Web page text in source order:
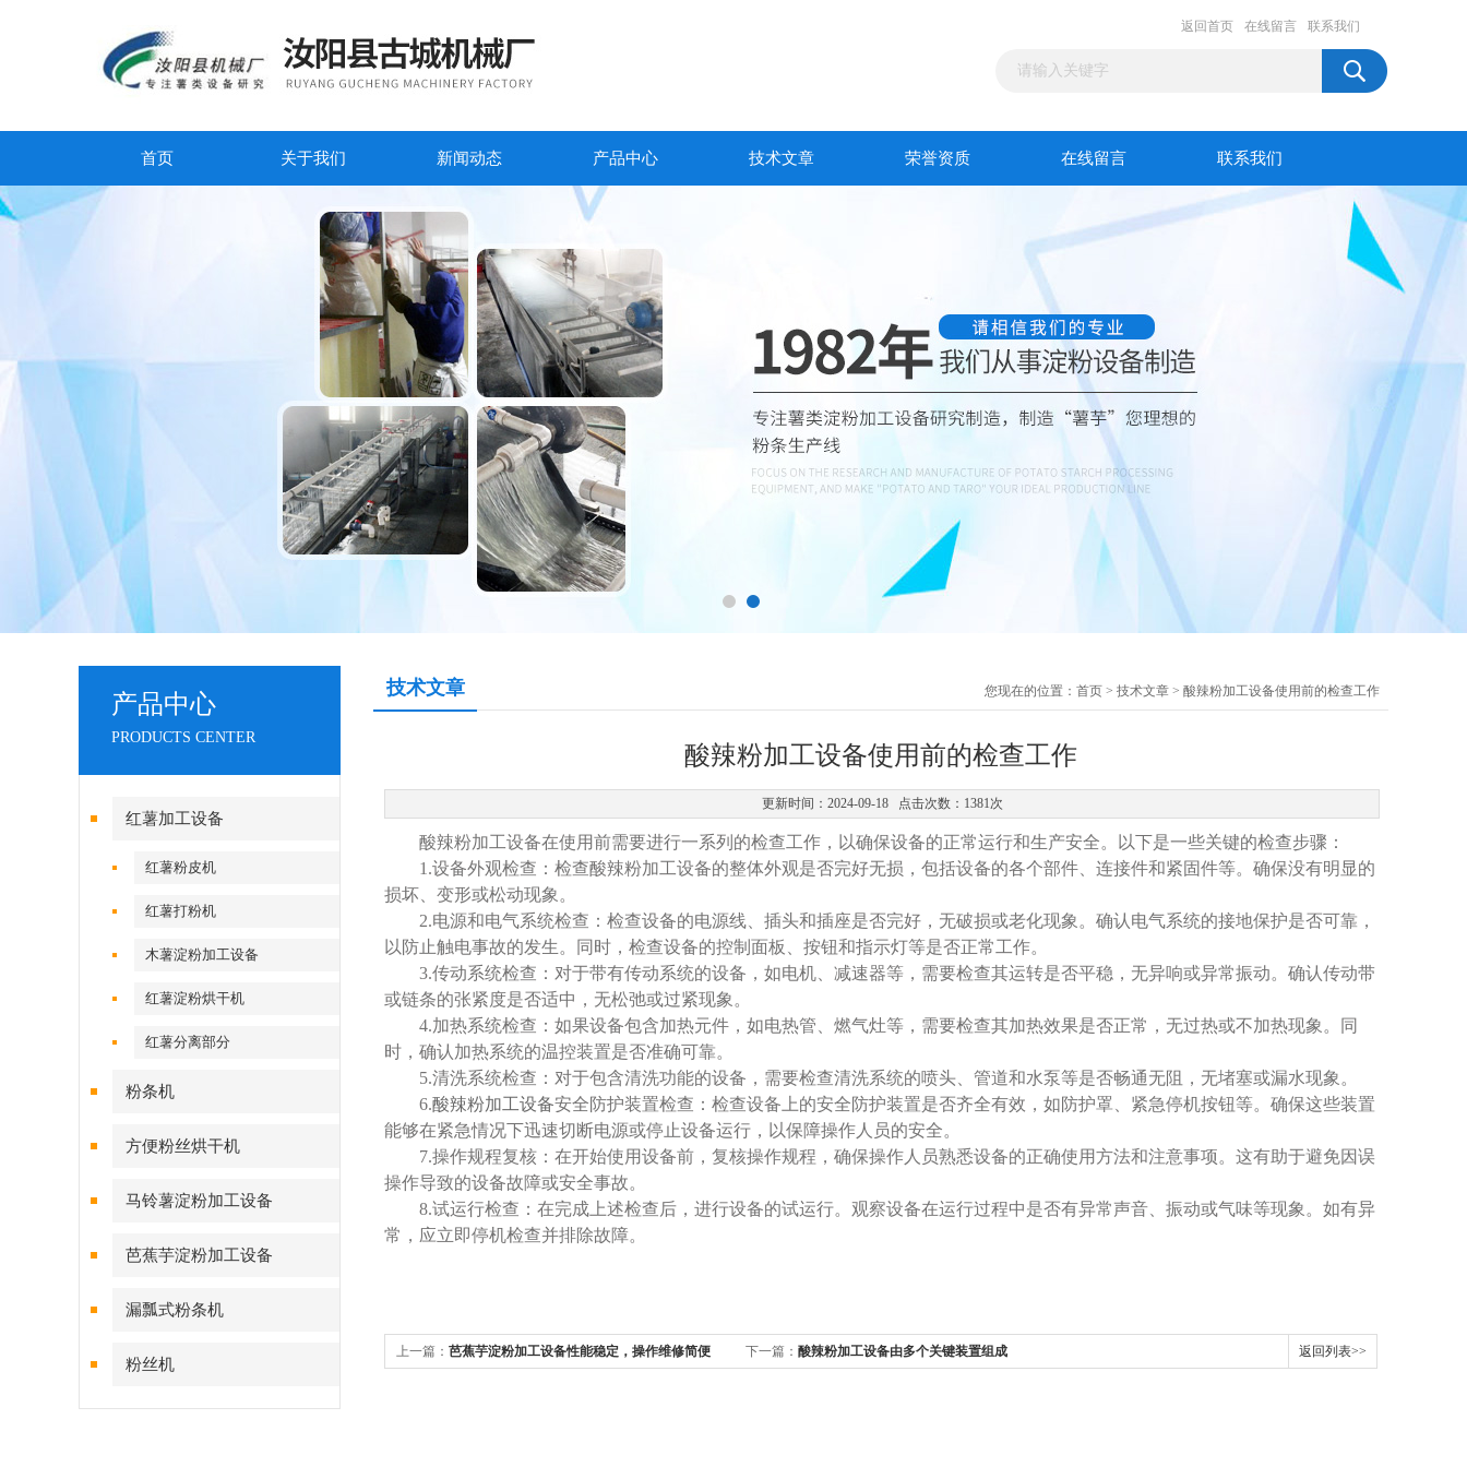
返回首页 在线留言 联系我们
首页 关于我们 新闻动态 产品中心 技术文章 荣誉资质 在线留言 联系我们
产品中心
PRODUCTS CENTER
红薯加工设备
红薯粉皮机
红薯打粉机
木薯淀粉加工设备
红薯淀粉烘干机
红薯分离部分
粉条机
方便粉丝烘干机
马铃薯淀粉加工设备
芭蕉芋淀粉加工设备
漏瓢式粉条机
粉丝机
技术文章 您现在的位置： 首页 > 技术文章 > 酸辣粉加工设备使用前的检查工作
酸辣粉加工设备使用前的检查工作
更新时间：2024-09-18 点击次数：1381次
酸辣粉加工设备在使用前需要进行一系列的检查工作，以确保设备的正常运行和生产安全。以下是一些关键的检查步骤：
1.设备外观检查：检查酸辣粉加工设备的整体外观是否完好无损，包括设备的各个部件、连接件和紧固件等。确保没有明显的
损坏、变形或松动现象。
2.电源和电气系统检查：检查设备的电源线、插头和插座是否完好，无破损或老化现象。确认电气系统的接地保护是否可靠，
以防止触电事故的发生。同时，检查设备的控制面板、按钮和指示灯等是否正常工作。
3.传动系统检查：对于带有传动系统的设备，如电机、减速器等，需要检查其运转是否平稳，无异响或异常振动。确认传动带
或链条的张紧度是否适中，无松弛或过紧现象。
4.加热系统检查：如果设备包含加热元件，如电热管、燃气灶等，需要检查其加热效果是否正常，无过热或不加热现象。同
时，确认加热系统的温控装置是否准确可靠。
5.清洗系统检查：对于包含清洗功能的设备，需要检查清洗系统的喷头、管道和水泵等是否畅通无阻，无堵塞或漏水现象。
6.酸辣粉加工设备安全防护装置检查：检查设备上的安全防护装置是否齐全有效，如防护罩、紧急停机按钮等。确保这些装置
能够在紧急情况下迅速切断电源或停止设备运行，以保障操作人员的安全。
7.操作规程复核：在开始使用设备前，复核操作规程，确保操作人员熟悉设备的正确使用方法和注意事项。这有助于避免因误
操作导致的设备故障或安全事故。
8.试运行检查：在完成上述检查后，进行设备的试运行。观察设备在运行过程中是否有异常声音、振动或气味等现象。如有异
常，应立即停机检查并排除故障。
上一篇： 芭蕉芋淀粉加工设备性能稳定，操作维修简便 下一篇： 酸辣粉加工设备由多个关键装置组成 返回列表>>